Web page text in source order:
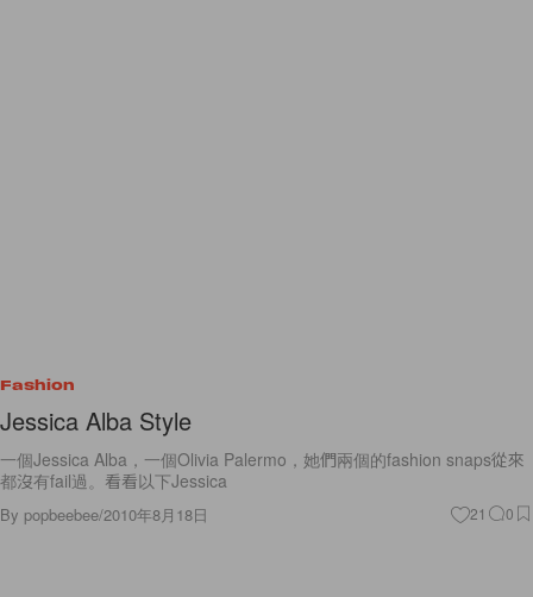
Fashion
Jessica Alba Style
一個Jessica Alba，一個Olivia Palermo，她們兩個的fashion snaps從來
都沒有fail過。看看以下Jessica
By popbeebee/2010年8月18日 21 0